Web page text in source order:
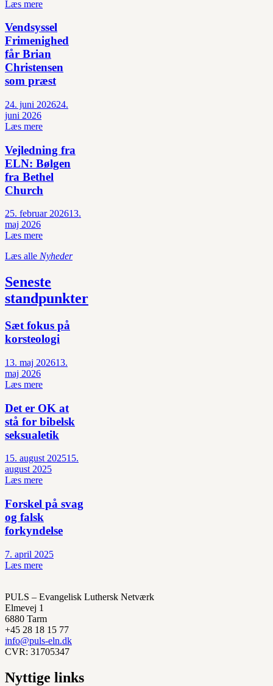
Læs mere
Vendsyssel
Frimenighed
får Brian
Christensen
som præst
24. juni 202624.
juni 2026
Læs mere
Vejledning fra
ELN: Bølgen
fra Bethel
Church
25. februar 202613.
maj 2026
Læs mere
Læs alle Nyheder
Seneste
standpunkter
Sæt fokus på
korsteologi
13. maj 202613.
maj 2026
Læs mere
Det er OK at
stå for bibelsk
seksualetik
15. august 202515.
august 2025
Læs mere
Forskel på svag
og falsk
forkyndelse
7. april 2025
Læs mere
PULS – Evangelisk Luthersk Netværk
Elmevej 1
6880 Tarm
+45 28 18 15 77
info@puls-eln.dk
CVR: 31705347
Nyttige links